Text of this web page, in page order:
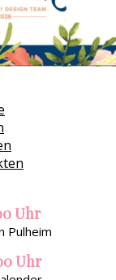
Uhr
Pulheim
Uhr